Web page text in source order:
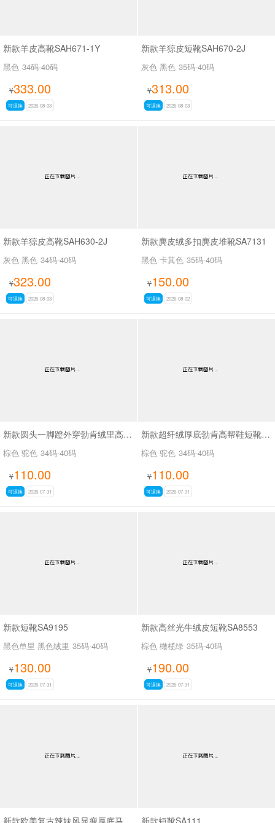
新款羊皮高靴SAH671-1Y
黑色 34码-40码
¥333.00
可退换 2026-08-03
新款羊猄皮短靴SAH670-2J
灰色 黑色 35码-40码
¥313.00
可退换 2026-08-03
新款羊猄皮高靴SAH630-2J
灰色 黑色 34码-40码
¥323.00
可退换 2026-08-03
新款麂皮绒多扣麂皮堆靴SA7131
黑色 卡其色 35码-40码
¥150.00
可退换 2026-08-02
新款圆头一脚蹬外穿勃肯绒里高帮鞋SA9109
棕色 驼色 34码-40码
¥110.00
可退换 2026-07-31
新款超纤绒厚底勃肯高帮鞋短靴SA9116
棕色 驼色 34码-40码
¥110.00
可退换 2026-07-31
新款短靴SA9195
黑色单里 黑色绒里 35码-40码
¥130.00
可退换 2026-07-31
新款高丝光牛绒皮短靴SA8553
棕色 橄榄绿 35码-40码
¥190.00
可退换 2026-07-31
新款短靴SA111